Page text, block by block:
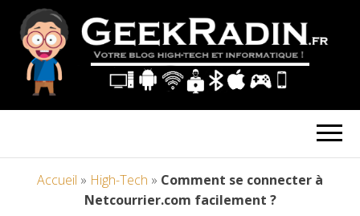
Accueil » High-Tech » Comment se connecter à
Netcourrier.com facilement ?